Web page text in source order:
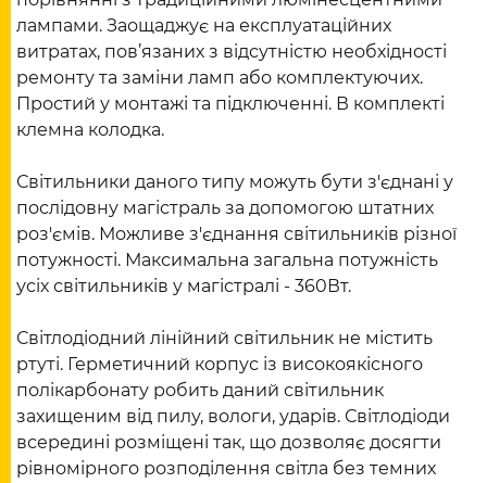
лампами. Заощаджує на експлуатаційних
витратах, пов’язаних з відсутністю необхідності
ремонту та заміни ламп або комплектуючих.
Простий у монтажі та підключенні. В комплекті
клемна колодка.
Світильники даного типу можуть бути з'єднані у
послідовну магістраль за допомогою штатних
роз'ємів. Можливе з'єднання світильників різної
потужності. Максимальна загальна потужність
усіх світильників у магістралі - 360Вт.
Світлодіодний лінійний світильник не містить
ртуті. Герметичний корпус із високоякісного
полікарбонату робить даний світильник
захищеним від пилу, вологи, ударів. Світлодіоди
всередині розміщені так, що дозволяє досягти
рівномірного розподілення світла без темних